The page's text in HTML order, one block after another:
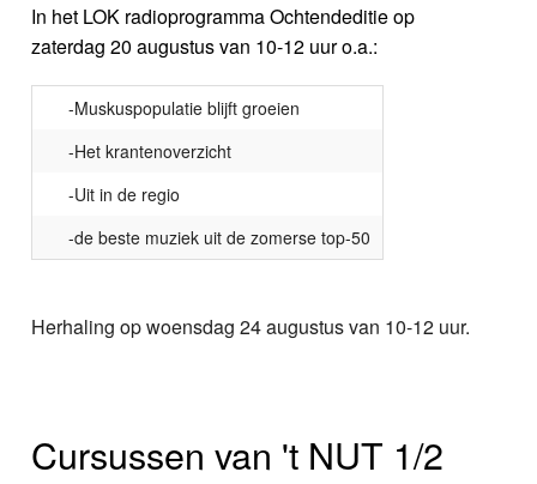
In het LOK radioprogramma Ochtendeditie op
zaterdag 20 augustus van 10-12 uur o.a.:
-Muskuspopulatie blijft groeien
-Het krantenoverzicht
-Uit in de regio
-de beste muziek uit de zomerse top-50
Herhaling op woensdag 24 augustus van 10-12 uur.
Cursussen van 't NUT 1/2